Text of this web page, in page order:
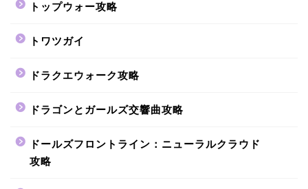
トップウォー攻略
トワツガイ
ドラクエウォーク攻略
ドラゴンとガールズ交響曲攻略
ドールズフロントライン：ニューラルクラウド
攻略